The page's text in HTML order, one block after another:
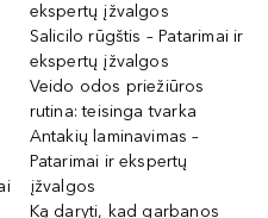
ekspertų įžvalgos
Salicilo rūgštis – Patarimai ir
ekspertų įžvalgos
Veido odos priežiūros
rutina: teisinga tvarka
Antakių laminavimas –
Patarimai ir ekspertų
įžvalgos
Ką daryti, kad garbanos